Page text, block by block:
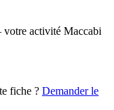
activité Maccabi
fiche ? Demander le